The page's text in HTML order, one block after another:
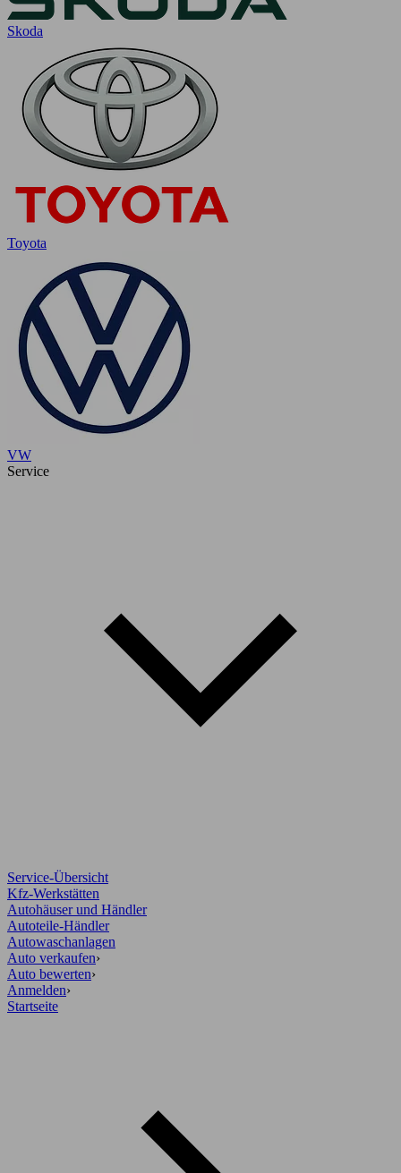
Skoda
Toyota
VW
Service
Service-Übersicht
Kfz-Werkstätten
Autohäuser und Händler
Autoteile-Händler
Autowaschanlagen
Auto verkaufen›
Auto bewerten›
Anmelden›
Startseite